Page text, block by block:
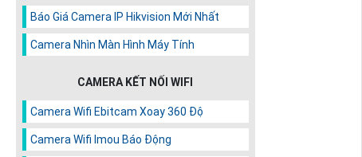
Báo Giá Camera IP Hikvision Mới Nhất
Camera Nhìn Màn Hình Máy Tính
CAMERA KẾT NỐI WIFI
Camera Wifi Ebitcam Xoay 360 Độ
Camera Wifi Imou Báo Động